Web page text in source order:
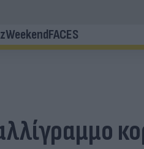
WeekendFACES